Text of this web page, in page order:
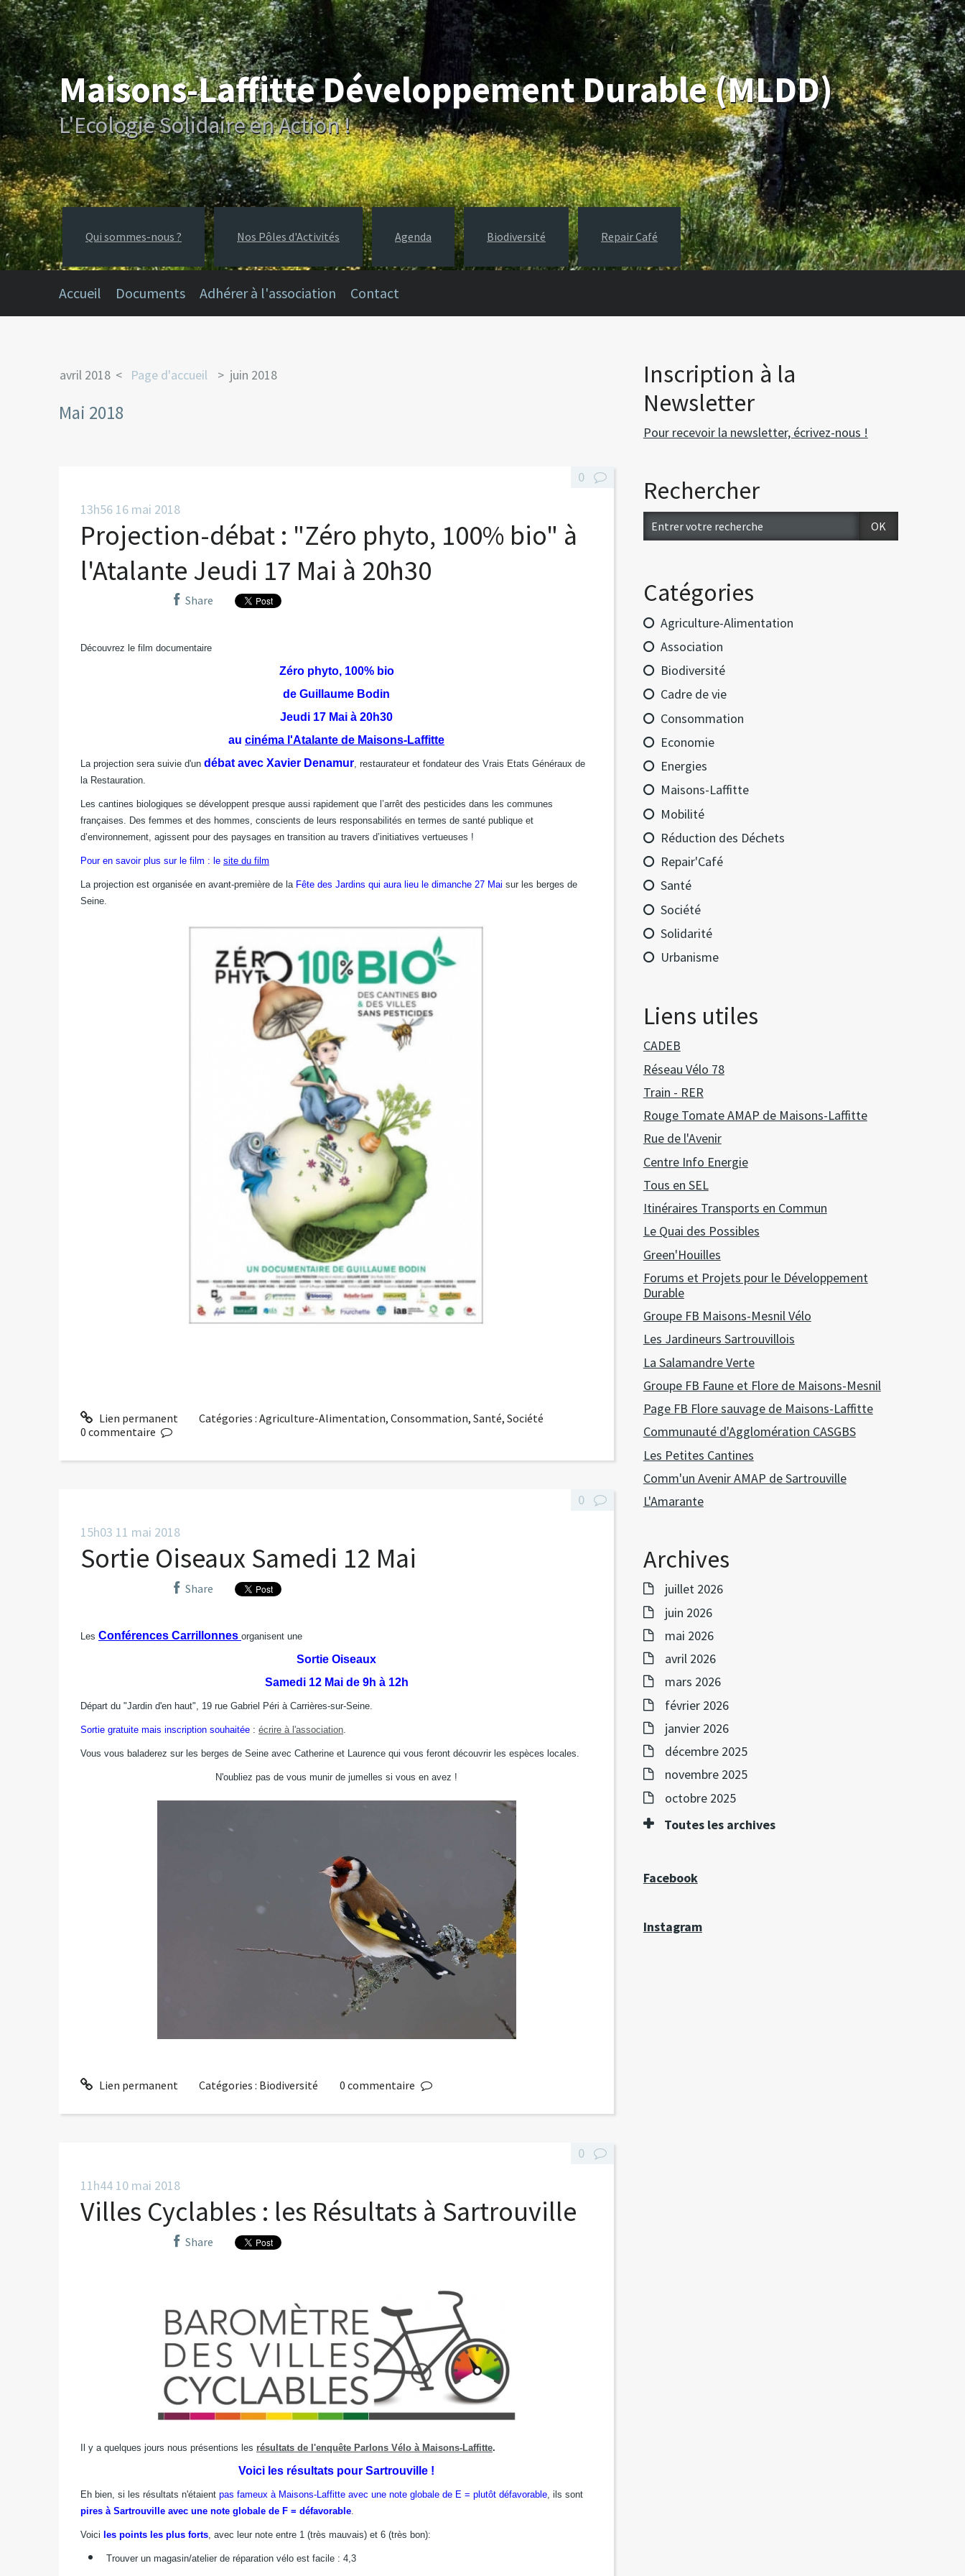
Maisons-Laffitte Développement Durable (MLDD)
L'Ecologie Solidaire en Action !
Qui sommes-nous ? Nos Pôles d'Activités Agenda Biodiversité Repair Café
Accueil Documents Adhérer à l'association Contact
avril 2018 Page d'accueil juin 2018
Mai 2018
13h56 16 mai 2018
Projection-débat : "Zéro phyto, 100% bio" à
l'Atalante Jeudi 17 Mai à 20h30
Share
Découvrez le film documentaire
Zéro phyto, 100% bio
de Guillaume Bodin
Jeudi 17 Mai à 20h30
aucinéma l'Atalante de Maisons-Laffitte
La projection sera suivie d'un débat avec Xavier Denamur, restaurateur et fondateur des Vrais Etats Généraux de
la Restauration.
Les cantines biologiques se développent presque aussi rapidement que l’arrêt des pesticides dans les communes
françaises. Des femmes et des hommes, conscients de leurs responsabilités en termes de santé publique et
d’environnement, agissent pour des paysages en transition au travers d’initiatives vertueuses !
Pour en savoir plus sur le film : le site du film
La projection est organisée en avant-première de la Fête des Jardins qui aura lieu le dimanche 27 Mai sur les berges de
Seine.
Lien permanent Catégories :Agriculture-Alimentation,Consommation,Santé,Société
0
0 commentaire
15h03 11 mai 2018
Sortie Oiseaux Samedi 12 Mai
Share
Les Conférences Carrillonnes organisent une
Sortie Oiseaux
Samedi 12 Mai de 9h à 12h
Départ du "Jardin d'en haut", 19 rue Gabriel Péri à Carrières-sur-Seine.
Sortie gratuite mais inscription souhaitée : écrire à l'association
Vous vous baladerez sur les berges de Seine avec Catherine et Laurence qui vous feront découvrir les espèces locales.
N'oubliez pas de vous munir de jumelles si vous en avez !
Lien permanent Catégories : Biodiversité
0
0 commentaire
11h44 10 mai 2018
Villes Cyclables : les Résultats à Sartrouville
Share
Il y a quelques jours nous présentions les résultats de l'enquête Parlons Vélo à Maisons-Laffitte.
Voici les résultats pour Sartrouville !
Eh bien, si les résultats n'étaient pas fameux à Maisons-Laffitte avec une note globale de E = plutôt défavorable , ils sont
pires à Sartrouville avec une note globale de F = défavorable
Voici les points les plus forts , avec leur note entre 1 (très mauvais) et 6 (très bon):
Trouver un magasin/atelier de réparation vélo est facile : 4,3
0
Inscription à la
Newsletter
Pour recevoir la newsletter, écrivez-nous !
Rechercher
Catégories
Agriculture-Alimentation
Association
Biodiversité
Cadre de vie
Consommation
Economie
Energies
Maisons-Laffitte
Mobilité
Réduction des Déchets
Repair'Café
Santé
Société
Solidarité
Urbanisme
Liens utiles
CADEB
Réseau Vélo 78
Train - RER
Rouge Tomate AMAP de Maisons-Laffitte
Rue de l'Avenir
Centre Info Energie
Tous en SEL
Itinéraires Transports en Commun
Le Quai des Possibles
Green'Houilles
Forums et Projets pour le Développement
Durable
Groupe FB Maisons-Mesnil Vélo
Les Jardineurs Sartrouvillois
La Salamandre Verte
Groupe FB Faune et Flore de Maisons-Mesnil
Page FB Flore sauvage de Maisons-Laffitte
Communauté d'Agglomération CASGBS
Les Petites Cantines
Comm'un Avenir AMAP de Sartrouville
L'Amarante
Archives
juillet 2026
juin 2026
mai 2026
avril 2026
mars 2026
février 2026
janvier 2026
décembre 2025
novembre 2025
octobre 2025
Toutes les archives
Facebook
Instagram